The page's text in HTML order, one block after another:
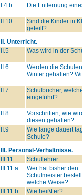
I.4.b
Die Entfernung
II.10
Sind die Kinder in
geteilt?
II. Unterricht.
II.5
Was wird in der
II.6
Werden die
Winter gehalten?
II.7
Schulbücher,
eingeführt?
II.8
Vorschriften, wie
diesen gehalten?
II.9
Wie lange dauert
Schule?
III. Personal-Verhältnisse.
III.11
Schullehrer.
III.11.a
Wer hat bisher den
Schulmeister
welche Weise?
III.11.b
Wie heißt er?